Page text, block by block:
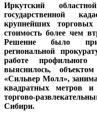
Иркутский
государственной
крупнейших
стоимость более чем
Решение было
региональной
работе
выяснилось,
«Сильвер Молл»,
квадратных метров
торгово-
Сибири.